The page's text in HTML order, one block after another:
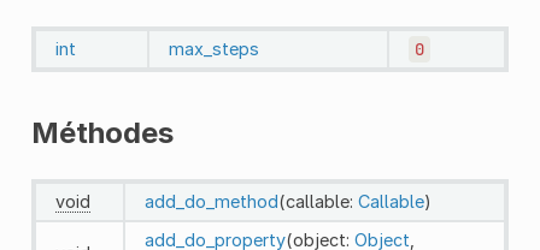
int max_steps 0
Méthodes
void add_do_method(callable: Callable)
add_do_property(object: Object